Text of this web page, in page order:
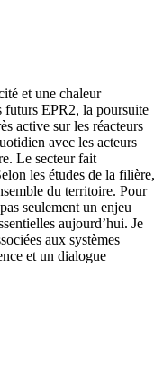
et une chaleur
futurs EPR2, la poursuite
active sur les réacteurs
avec les acteurs
Le secteur fait
les études de la filière,
du territoire. Pour
seulement un enjeu
aujourd’hui. Je
aux systèmes
et un dialogue